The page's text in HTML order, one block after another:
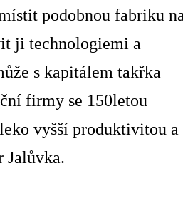
podobnou fabriku
ji technologiemi a
s kapitálem takřka
firmy se 150letou
vyšší produktivitou a
Jalůvka.